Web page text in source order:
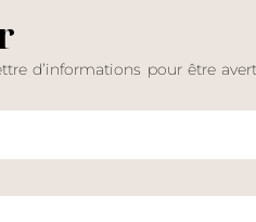
d’informations pour être